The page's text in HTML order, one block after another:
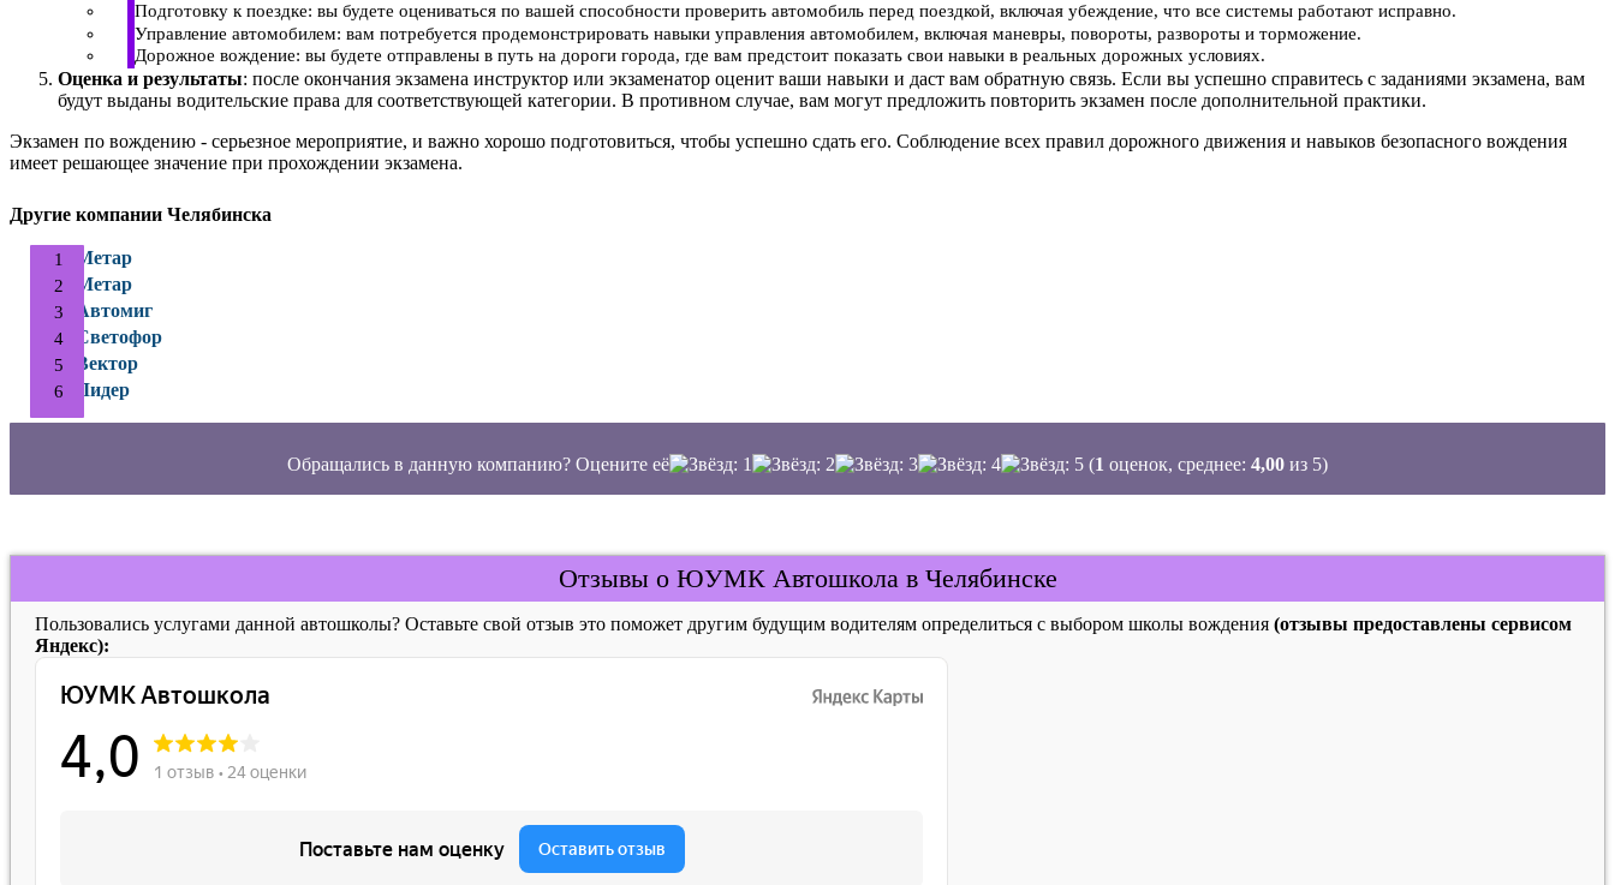
Подготовку к поездке: вы будете оцениваться по вашей способности проверить автомобиль перед поездкой, включая убеждение, что все системы работают исправно.
Управление автомобилем: вам потребуется продемонстрировать навыки управления автомобилем, включая маневры, повороты, развороты и торможение.
Дорожное вождение: вы будете отправлены в путь на дороги города, где вам предстоит показать свои навыки в реальных дорожных условиях.
Оценка и результаты: после окончания экзамена инструктор или экзаменатор оценит ваши навыки и даст вам обратную связь. Если вы успешно справитесь с заданиями экзамена, вам
будут выданы водительские права для соответствующей категории. В противном случае, вам могут предложить повторить экзамен после дополнительной практики.
Экзамен по вождению - серьезное мероприятие, и важно хорошо подготовиться, чтобы успешно сдать его. Соблюдение всех правил дорожного движения и навыков безопасного вождения
имеет решающее значение при прохождении экзамена.
Другие компании Челябинска
Метар
Метар
Автомиг
Светофор
Вектор
Лидер
Обращались в данную компанию? Оцените её (1 оценок, среднее: 4,00 из 5)
Отзывы о ЮУМК Автошкола в Челябинске
Пользовались услугами данной автошколы? Оставьте свой отзыв это поможет другим будущим водителям определиться с выбором школы вождения (отзывы предоставлены сервисом
Яндекс):